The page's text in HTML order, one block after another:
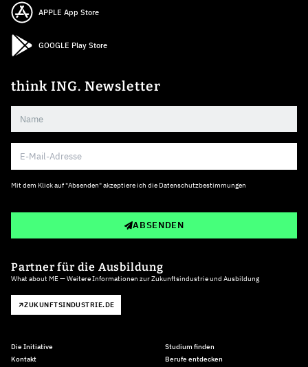
APPLE App Store
GOOGLE Play Store
think ING. Newsletter
Mit dem Klick auf "Absenden" akzeptiere ich die Datenschutzbestimmungen
ABSENDEN
Partner für die Ausbildung
What about ME — Weitere Informationen zur Zukunftsindustrie und Ausbildung
ZUKUNFTSINDUSTRIE.DE
Die Initiative
Kontakt
Studium finden
Berufe entdecken